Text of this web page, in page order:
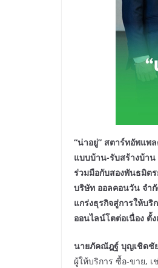
“น่าอยู่” สตาร์ทอัพแพ
แบบบ้าน-รับสร้างบ้าน
ร่วมมือกับสองพันธมิต
บริษัท ออลคอนวัน จำ
แกร่งธุรกิจสู่การให้บ
ออนไลน์โตต่อเนื่อง ตั้
นายภัคณัฎฐ์ บุญเชิดชัย
ผู้ให้บริการ ซื้อ-ขาย,